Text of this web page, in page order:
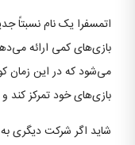
اتمسفرا یک نام نسبتاً
بازی‌های کمی ارائه
می‌شود که در این زمان
بازی‌های خود تمرکز کند
شاید اگر شرکت دیگری